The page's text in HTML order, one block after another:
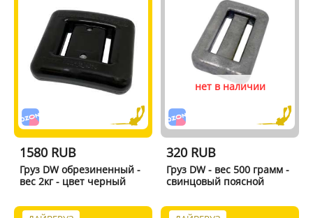
1580 RUB
Груз DW обрезиненный -
вес 2кг - цвет черный
нет в наличии
320 RUB
Груз DW - вес 500 грамм -
свинцовый поясной